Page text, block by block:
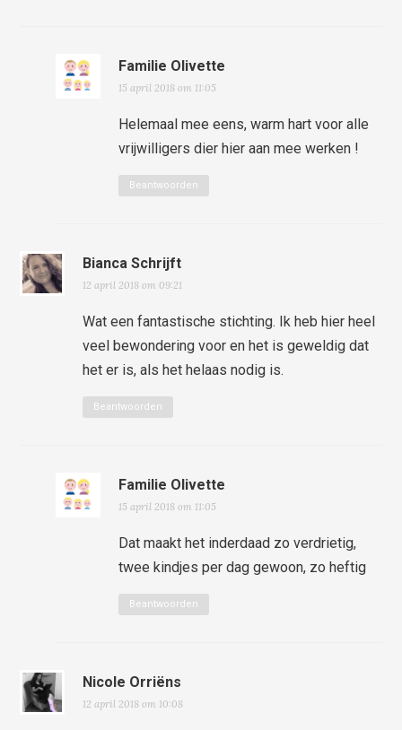
Familie Olivette
15 april 2018 om 11:05
Helemaal mee eens, warm hart voor alle
vrijwilligers dier hier aan mee werken !
Beantwoorden
Bianca Schrijft
12 april 2018 om 09:21
Wat een fantastische stichting. Ik heb hier heel
veel bewondering voor en het is geweldig dat
het er is, als het helaas nodig is.
Beantwoorden
Familie Olivette
15 april 2018 om 11:05
Dat maakt het inderdaad zo verdrietig,
twee kindjes per dag gewoon, zo heftig
Beantwoorden
Nicole Orriëns
12 april 2018 om 10:08